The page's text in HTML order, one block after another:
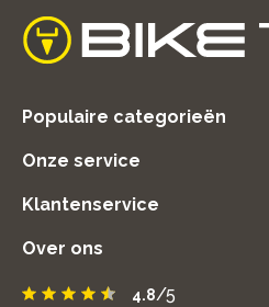
home
Populaire categorieën
Onze service
Klantenservice
Over ons
4.8/5